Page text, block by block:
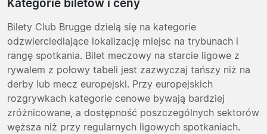
Bilety Club Brugge dzielą się na kategorie
odzwierciedlające lokalizację miejsc na trybunach i
rangę spotkania. Bilet meczowy na starcie ligowe z
rywalem z połowy tabeli jest zazwyczaj tańszy niż na
derby lub mecz europejski. Przy europejskich
rozgrywkach kategorie cenowe bywają bardziej
zróżnicowane, a dostępność poszczególnych sektorów
węższa niż przy regularnych ligowych spotkaniach.